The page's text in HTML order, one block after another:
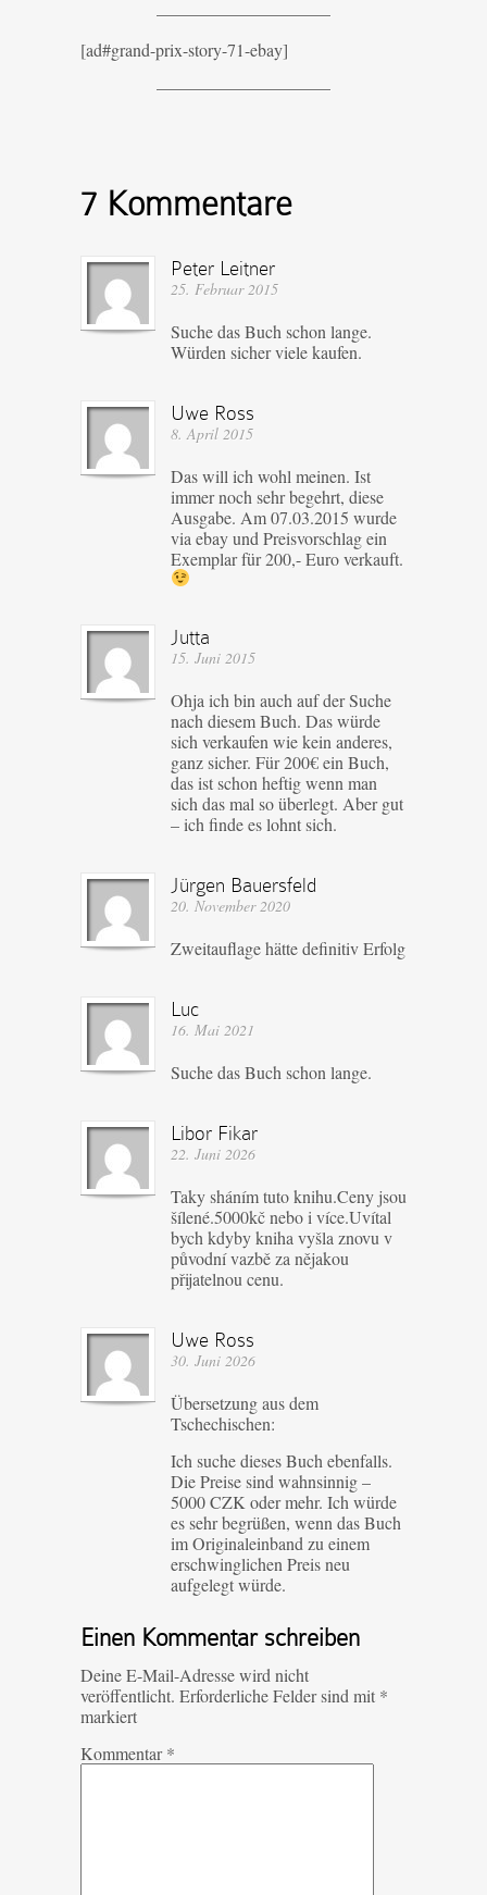
——————————
[ad#grand-prix-story-71-ebay]
——————————
7 Kommentare
Peter Leitner
25. Februar 2015
Suche das Buch schon lange.
Würden sicher viele kaufen.
Uwe Ross
8. April 2015
Das will ich wohl meinen. Ist
immer noch sehr begehrt, diese
Ausgabe. Am 07.03.2015 wurde
via ebay und Preisvorschlag ein
Exemplar für 200,- Euro verkauft.
Jutta
15. Juni 2015
Ohja ich bin auch auf der Suche
nach diesem Buch. Das würde
sich verkaufen wie kein anderes,
ganz sicher. Für 200€ ein Buch,
das ist schon heftig wenn man
sich das mal so überlegt. Aber gut
– ich finde es lohnt sich.
Jürgen Bauersfeld
20. November 2020
Zweitauflage hätte definitiv Erfolg
Luc
16. Mai 2021
Suche das Buch schon lange.
Libor Fikar
22. Juni 2026
Taky sháním tuto knihu.Ceny jsou
šílené.5000kč nebo i více.Uvítal
bych kdyby kniha vyšla znovu v
původní vazbě za nějakou
přijatelnou cenu.
Uwe Ross
30. Juni 2026
Übersetzung aus dem
Tschechischen:
Ich suche dieses Buch ebenfalls.
Die Preise sind wahnsinnig –
5000 CZK oder mehr. Ich würde
es sehr begrüßen, wenn das Buch
im Originaleinband zu einem
erschwinglichen Preis neu
aufgelegt würde.
Einen Kommentar schreiben
Deine E-Mail-Adresse wird nicht
veröffentlicht. Erforderliche Felder sind mit*
markiert
Kommentar*